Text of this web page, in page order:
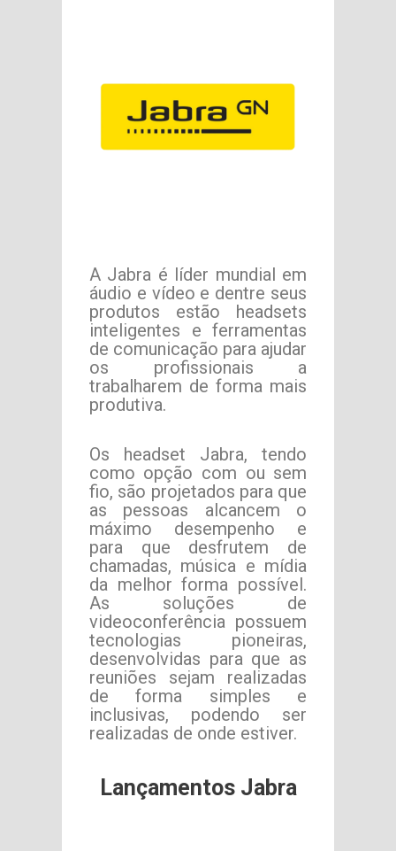
A Jabra é líder mundial em
áudio e vídeo e dentre seus
produtos estão headsets
inteligentes e ferramentas
de comunicação para ajudar
os profissionais a
trabalharem de forma mais
produtiva.
Os headset Jabra, tendo
como opção com ou sem
fio, são projetados para que
as pessoas alcancem o
máximo desempenho e
para que desfrutem de
chamadas, música e mídia
da melhor forma possível.
As soluções de
videoconferência possuem
tecnologias pioneiras,
desenvolvidas para que as
reuniões sejam realizadas
de forma simples e
inclusivas, podendo ser
realizadas de onde estiver.
Lançamentos Jabra